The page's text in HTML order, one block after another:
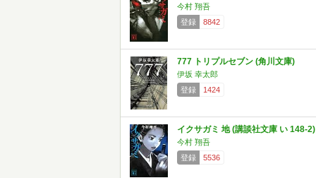
今村 翔吾
登録
8842
777 トリプルセブン (角川文庫)
伊坂 幸太郎
登録
1424
イクサガミ 地 (講談社文庫 い 148-2)
今村 翔吾
登録
5536